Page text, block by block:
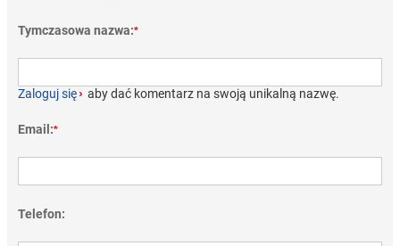
Tymczasowa nazwa:*
Zaloguj się› aby dać komentarz na swoją unikalną nazwę.
Email:*
Telefon: